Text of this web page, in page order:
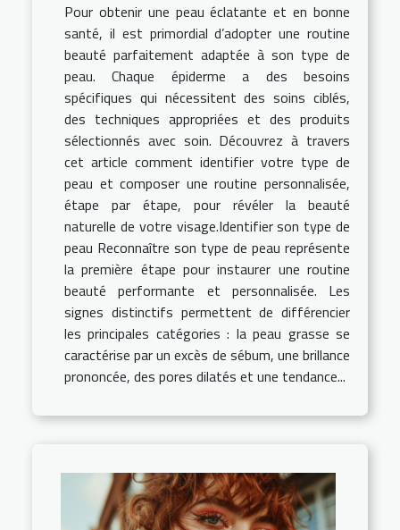
Pour obtenir une peau éclatante et en bonne
santé, il est primordial d’adopter une routine
beauté parfaitement adaptée à son type de
peau. Chaque épiderme a des besoins
spécifiques qui nécessitent des soins ciblés,
des techniques appropriées et des produits
sélectionnés avec soin. Découvrez à travers
cet article comment identifier votre type de
peau et composer une routine personnalisée,
étape par étape, pour révéler la beauté
naturelle de votre visage.Identifier son type de
peau Reconnaître son type de peau représente
la première étape pour instaurer une routine
beauté performante et personnalisée. Les
signes distinctifs permettent de différencier
les principales catégories : la peau grasse se
caractérise par un excès de sébum, une brillance
prononcée, des pores dilatés et une tendance...